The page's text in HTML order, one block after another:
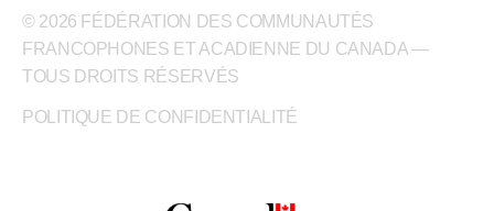
© 2026 FÉDÉRATION DES COMMUNAUTÉS
FRANCOPHONES ET ACADIENNE DU CANADA —
TOUS DROITS RÉSERVÉS
POLITIQUE DE CONFIDENTIALITÉ